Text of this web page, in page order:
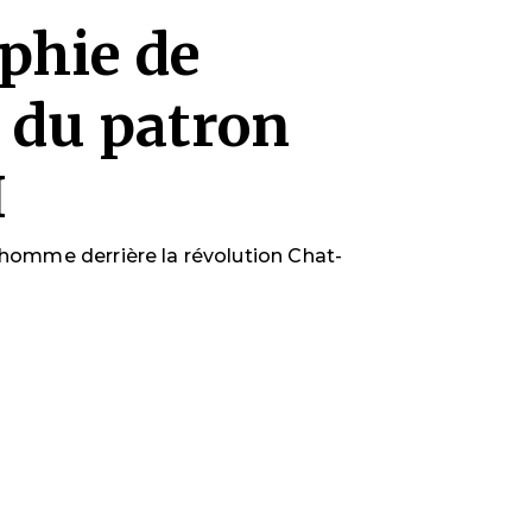
de
du patron
derrière la révolution Chat-